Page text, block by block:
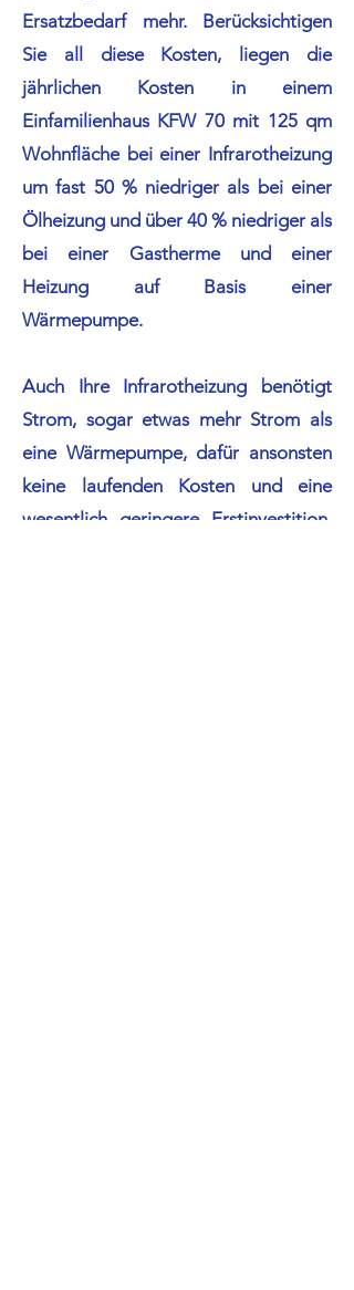
Ersatzbedarf mehr. Berücksichtigen
Sie all diese Kosten, liegen die
jährlichen Kosten in einem
Einfamilienhaus KFW 70 mit 125 qm
Wohnfläche bei einer Infrarotheizung
um fast 50 % niedriger als bei einer
Ölheizung und über 40 % niedriger als
bei einer Gastherme und einer
Heizung auf Basis einer
Wärmepumpe.
Auch Ihre Infrarotheizung benötigt
Strom, sogar etwas mehr Strom als
eine Wärmepumpe, dafür ansonsten
keine laufenden Kosten und eine
wesentlich geringere Erstinvestition.